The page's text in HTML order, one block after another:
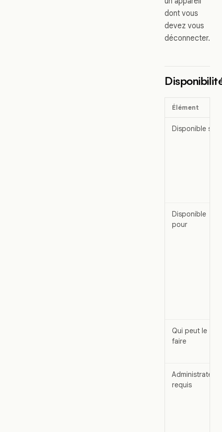
dont vous
devez vous
déconnecter.
Élément
Disponible sur
Disponible
pour
Qui peut le
faire
Administrateur
requis